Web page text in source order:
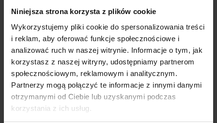
Niniejsza strona korzysta z plików cookie
Wykorzystujemy pliki cookie do spersonalizowania treści
i reklam, aby oferować funkcje społecznościowe i
analizować ruch w naszej witrynie. Informacje o tym, jak
korzystasz z naszej witryny, udostępniamy partnerom
społecznościowym, reklamowym i analitycznym.
Partnerzy mogą połączyć te informacje z innymi danymi
otrzymanymi od Ciebie lub uzyskanymi podczas
korzystania z ich usług.
w środę u was
43,50 zł
do koszyka
INTEX Klucz do zamka Whirlpool INTEX - brązowy